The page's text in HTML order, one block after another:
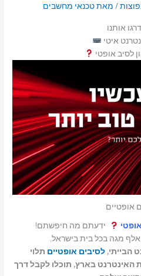
/ מאתטכנאי מחשבים
אותנו
איטי
לסיב אופטי
אופטיים
ידעתם מה חיפשתם!
הבייתי,לסיבים אופטיים תלוי
האינטרנט בארץ, תוכלו לקבל דרך